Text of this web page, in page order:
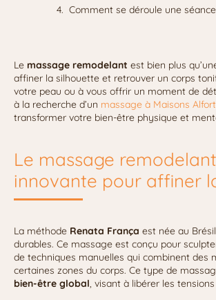
Comment se déroule une
Le massage remodelant est bien plus
affiner la silhouette et retrouver un corps
votre peau ou à vous offrir un moment de
à la recherche d’un massage à Maisons Alfort
transformer votre bien-être physique et
Le massage
innovante pour affiner
La méthode Renata França est née au
durables. Ce massage est conçu pour
de techniques manuelles qui combinent des
certaines zones du corps. Ce type de
bien-être global, visant à libérer les